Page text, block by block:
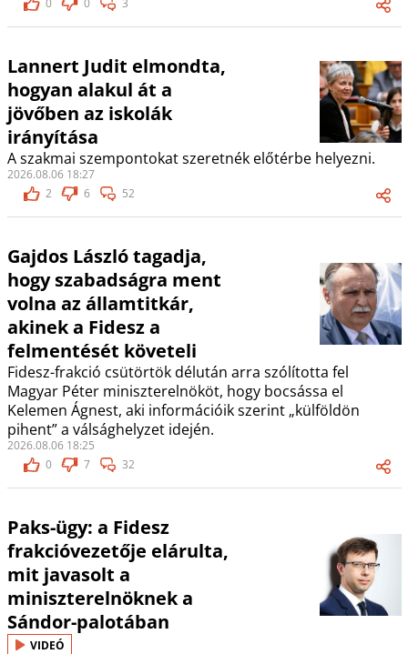
0 0 3
Lannert Judit elmondta,
hogyan alakul át a
jövőben az iskolák
irányítása
A szakmai szempontokat szeretnék előtérbe helyezni.
2026.08.06 18:27
2
6 52
Gajdos László tagadja,
hogy szabadságra ment
volna az államtitkár,
akinek a Fidesz a
felmentését követeli
Fidesz-frakció csütörtök délután arra szólította fel
Magyar Péter miniszterelnököt, hogy bocsássa el
Kelemen Ágnest, aki információik szerint „külföldön
pihent” a válsághelyzet idején.
2026.08.06 18:25
0
7 32
Paks-ügy: a Fidesz
frakcióvezetője elárulta,
mit javasolt a
miniszterelnöknek a
Sándor-palotában
VIDEÓ